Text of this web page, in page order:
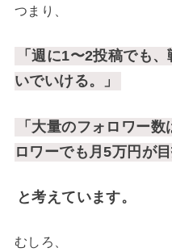
つまり、
「週に1〜2投稿でも
いでいける。」
「大量のフォロワー
ロワーでも月5万円が目
と考えています。
むしろ、